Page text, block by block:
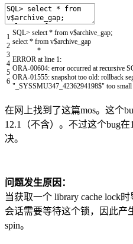
1
2
3
4
5
6
SQL> select * from v$archive_gap;
select * from v$archive_gap
*
ERROR at line 1 :
ORA-00604: error occurred at recursive
ORA-01555: snapshot too old: rollback
"_SYSSMU347_4236294198$" too small
在网上找到了这篇mos。这个
12.1（不含）。不过这个bug
决。
问题发生原因：
当获取一个 library cache lock
会话需要等待这个锁，因此产
spin。